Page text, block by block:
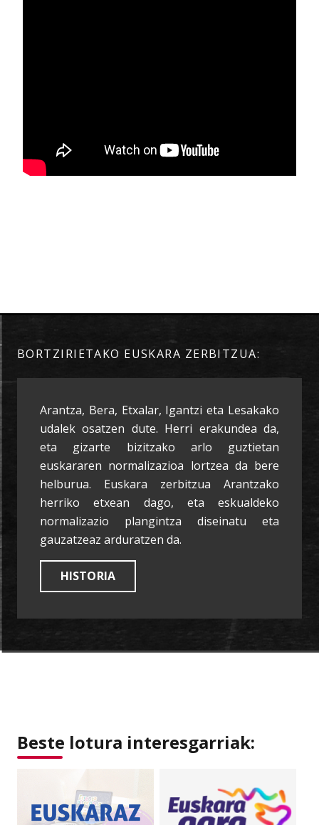
BORTZIRIETAKO EUSKARA ZERBITZUA:
Arantza, Bera, Etxalar, Igantzi eta Lesakako
udalek osatzen dute. Herri erakundea da,
eta gizarte bizitzako arlo guztietan
euskararen normalizazioa lortzea da bere
helburua. Euskara zerbitzua Arantzako
herriko etxean dago, eta eskualdeko
normalizazio plangintza diseinatu eta
gauzatzeaz arduratzen da.
HISTORIA
Beste lotura interesgarriak: